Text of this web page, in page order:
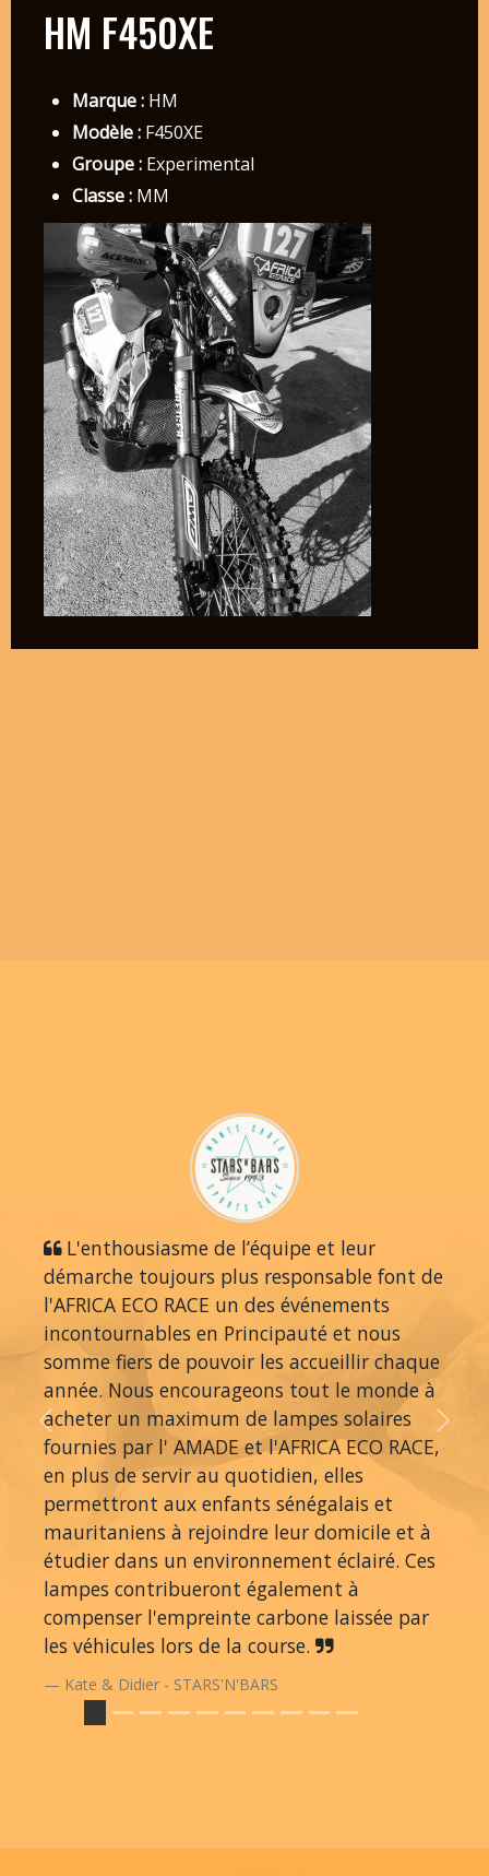
HM F450XE
Marque :HM
Modèle :F450XE
Groupe :Experimental
Classe :MM
L'enthousiasme de l’équipe et leur
démarche toujours plus responsable font de
l'AFRICA ECO RACE un des événements
incontournables en Principauté et nous
somme fiers de pouvoir les accueillir chaque
année. Nous encourageons tout le monde à
acheter un maximum de lampes solaires
fournies par l' AMADE et l'AFRICA ECO RACE,
en plus de servir au quotidien, elles
permettront aux enfants sénégalais et
mauritaniens à rejoindre leur domicile et à
étudier dans un environnement éclairé. Ces
lampes contribueront également à
compenser l'empreinte carbone laissée par
les véhicules lors de la course.
Kate & Didier - STARS'N'BARS
Previous Next